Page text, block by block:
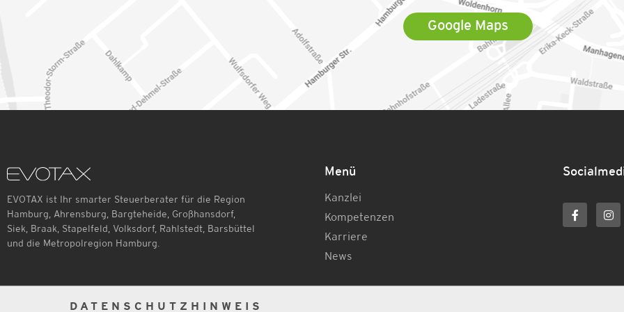
DATENSCHUTZHINWEIS
Google Maps
EVOTAX ist Ihr smarter Steuerberater für die Region
Hamburg, Ahrensburg, Bargteheide, Großhansdorf,
Siek, Braak, Stapelfeld, Volksdorf, Rahlstedt, Barsbüttel
und die Metropolregion Hamburg.
Menü
Kanzlei
Kompetenzen
Karriere
News